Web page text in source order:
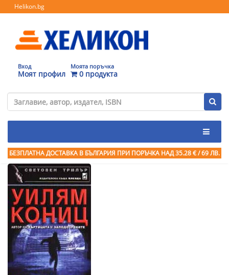
Helikon.bg
Вход
Моят профил
Моята поръчка
0 продукта
БЕЗПЛАТНА ДОСТАВКА В БЪЛГАРИЯ ПРИ ПОРЪЧКА НАД 35.28 € / 69 ЛВ.